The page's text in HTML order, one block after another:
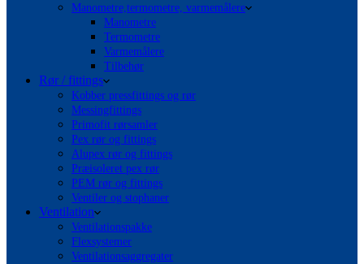
Manometre,termometre, varmemålere
Manometre
Termometre
Varmemålere
Tilbehør
Rør / fittings
Kobber pressfittings og rør
Messingfittings
Primofit rørsamler
Pex rør og fittings
Alupex rør og fittings
Præisoleret pex rør
PEM rør og fittings
Ventiler og stophaner
Ventilation
Ventilationspakke
Flexsystemer
Ventilationsaggregater